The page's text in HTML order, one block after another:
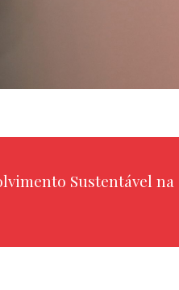
Sustentável na